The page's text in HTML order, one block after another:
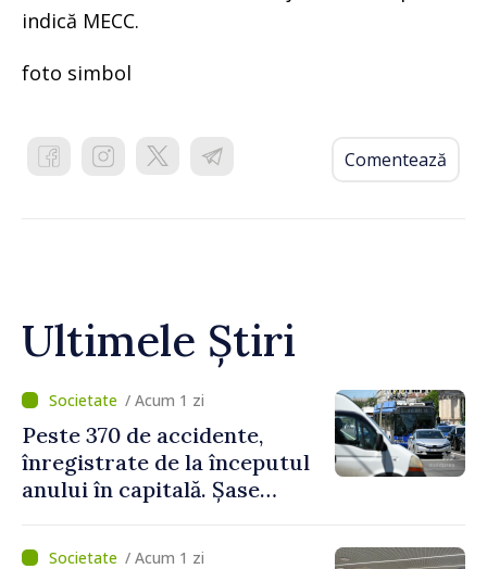
indică MECC.
foto simbol
Comentează
Ultimele Știri
/ Acum 1 zi
Peste 370 de accidente,
înregistrate de la începutul
anului în capitală. Șase
/ Acum 1 zi